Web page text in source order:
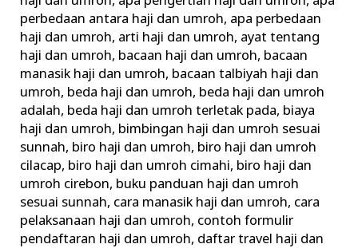
perbedaan antara haji dan umroh, apa perbedaan
haji dan umroh, arti haji dan umroh, ayat tentang
haji dan umroh, bacaan haji dan umroh, bacaan
manasik haji dan umroh, bacaan talbiyah haji dan
umroh, beda haji dan umroh, beda haji dan umroh
adalah, beda haji dan umroh terletak pada, biaya
haji dan umroh, bimbingan haji dan umroh sesuai
sunnah, biro haji dan umroh, biro haji dan umroh
cilacap, biro haji dan umroh cimahi, biro haji dan
umroh cirebon, buku panduan haji dan umroh
sesuai sunnah, cara manasik haji dan umroh, cara
pelaksanaan haji dan umroh, contoh formulir
pendaftaran haji dan umroh, daftar travel haji dan
hingga
Waktunya